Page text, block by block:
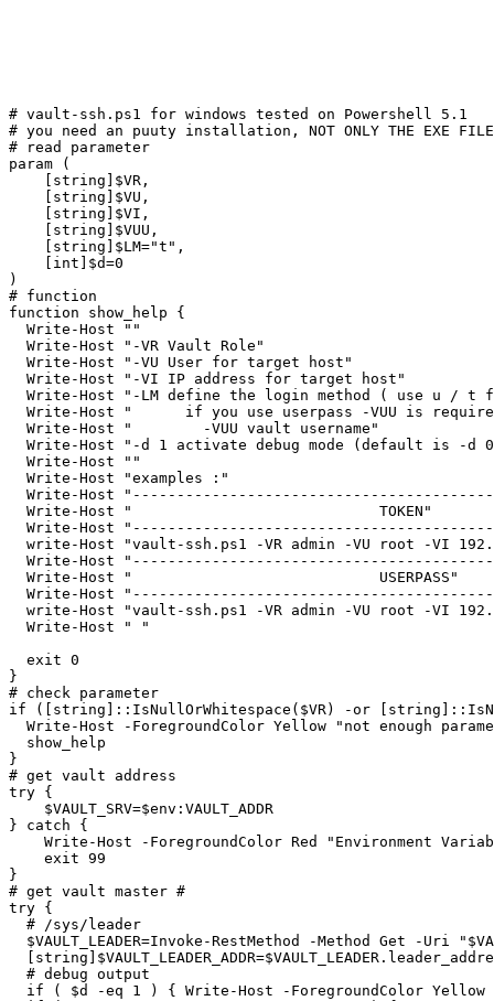
# vault-ssh.ps1 for windows tested on Powershell 5.1
# you need an puuty installation, NOT ONLY THE EXE
# read parameter
param (
    [string]$VR,
    [string]$VU,
    [string]$VI,
    [string]$VUU,
    [string]$LM="t",
    [int]$d=0
)
# function
function show_help {
  Write-Host ""
  Write-Host "-VR Vault Role"
  Write-Host "-VU User for target host"
  Write-Host "-VI IP address for target host"
Write-Host "-LM define the login method ( use u / t
Write-Host "      if you use userpass -VUU is
  Write-Host "        -VUU vault username"
Write-Host "-d 1 activate debug mode (default is -d
  Write-Host ""
  Write-Host "examples :"
Write-Host
  Write-Host "                            TOKEN"
Write-Host
write-Host "vault-ssh.ps1 -VR admin -VU root -VI
Write-Host
  Write-Host "                            USERPASS"
Write-Host
write-Host "vault-ssh.ps1 -VR admin -VU root -VI
  Write-Host " "
  exit 0
}
# check parameter
if ([string]::IsNullOrWhitespace($VR) -or
Write-Host -ForegroundColor Yellow "not enough
  show_help
}
# get vault address
try {
    $VAULT_SRV=$env:VAULT_ADDR
} catch {
Write-Host -ForegroundColor Red "Environment
    exit 99
}
# get vault master #
try {
  # /sys/leader
$VAULT_LEADER=Invoke-RestMethod -Method Get -Uri
  # debug output
if ( $d -eq 1 ) { Write-Host -ForegroundColor